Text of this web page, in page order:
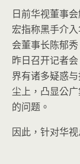
日前华视董事
宏指称黑手介
会董事长陈郁
昨日召开记者
界有诸多疑惑
尘上，凸显公
的问题。
因此，针对华